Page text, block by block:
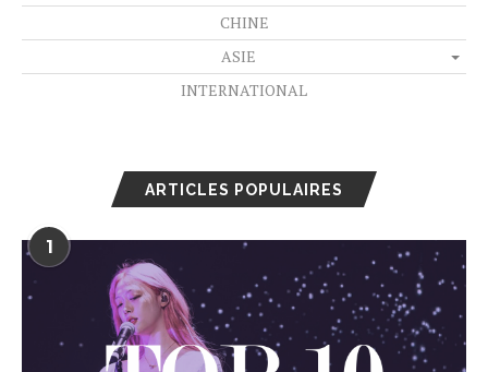
CHINE
ASIE
INTERNATIONAL
ARTICLES POPULAIRES
1